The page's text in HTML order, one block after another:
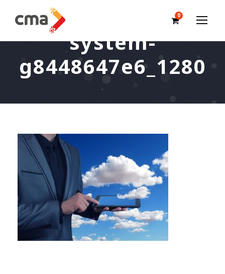
0
system-
g8448647e6_1280